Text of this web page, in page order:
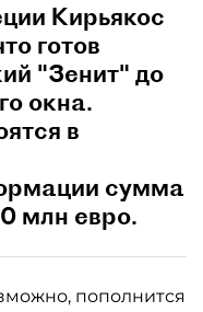
Кирьякос
готов
"Зенит" до
окна.
в
сумма
млн евро.
пополнится